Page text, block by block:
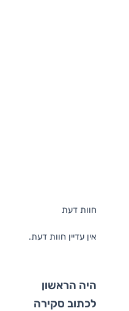
חוות דעת
אין עדיין חוות דעת.
היה הראשון
לכתוב סקירה